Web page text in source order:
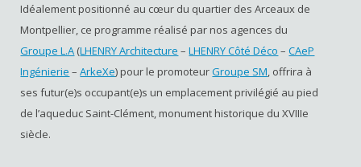
Idéalement positionné au cœur du quartier des Arceaux de
Montpellier, ce programme réalisé par nos agences du
Groupe L.A (LHENRY Architecture –LHENRY Côté Déco –CAeP
Ingénierie –ArkeXe) pour le promoteurGroupe SM, offrira à
ses futur(e)s occupant(e)s un emplacement privilégié au pied
de l’aqueduc Saint-Clément, monument historique du XVIIIe
siècle.